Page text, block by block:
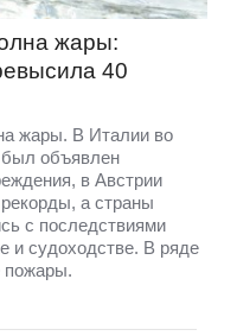
жары:
40
жары. В Италии во
был объявлен
в Австрии
а страны
с последствиями
и судоходстве. В ряде
пожары.